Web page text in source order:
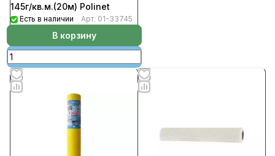
145г/кв.м.(20м) Polinet
Есть в наличии Арт. 01-33745
В корзину